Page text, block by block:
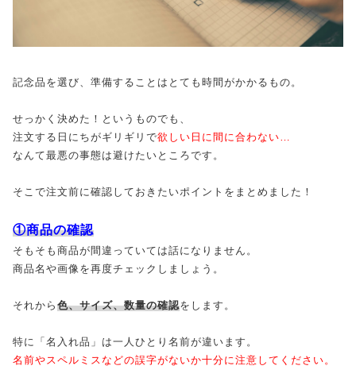
記念品を選び、準備することはとても時間がかかるもの。
せっかく決めた！というものでも、
注文する日にちがギリギリで欲しい日に間に合わない…
なんて最悪の事態は避けたいところです。
そこで注文前に確認しておきたいポイントをまとめました！
①商品の確認
そもそも商品が間違っていては話になりません。
商品名や画像を再度チェックしましょう。
それから 色、サイズ、数量の確認をします。
特に「名入れ品」は一人ひとり名前が違います。
名前やスペルミスなどの誤字がないか十分に注意してください。